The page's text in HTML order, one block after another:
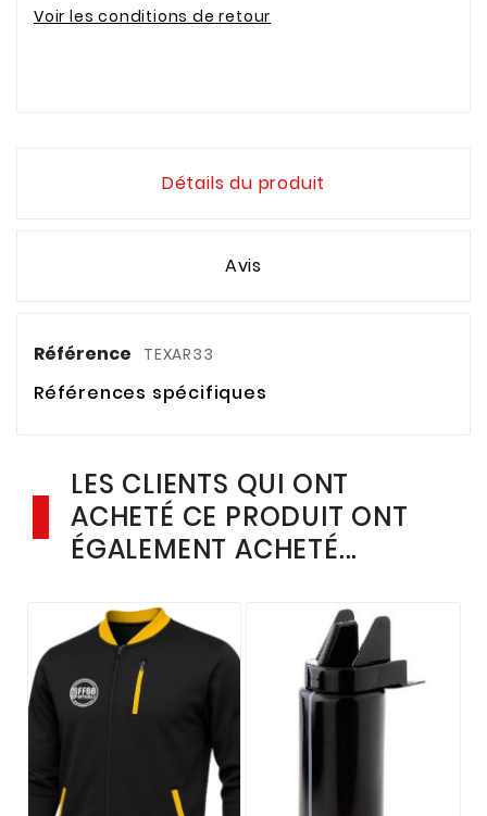
Voir les conditions de retour
Détails du produit
Avis
Référence TEXAR33
Références spécifiques
LES CLIENTS QUI ONT
ACHETÉ CE PRODUIT ONT
ÉGALEMENT ACHETÉ...